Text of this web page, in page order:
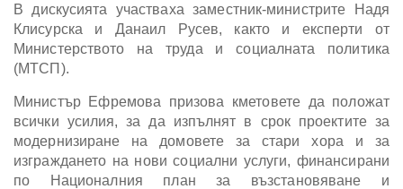
В дискусията участваха заместник-министрите Надя
Клисурска и Данаил Русев, както и експерти от
Министерството на труда и социалната политика
(МТСП).
Министър Ефремова призова кметовете да положат
всички усилия, за да изпълнят в срок проектите за
модернизиране на домовете за стари хора и за
изграждането на нови социални услуги, финансирани
по Националния план за възстановяване и